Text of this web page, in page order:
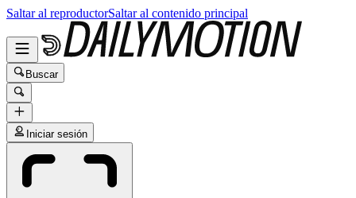
Saltar al reproductorSaltar al contenido principal
Buscar
Iniciar sesión